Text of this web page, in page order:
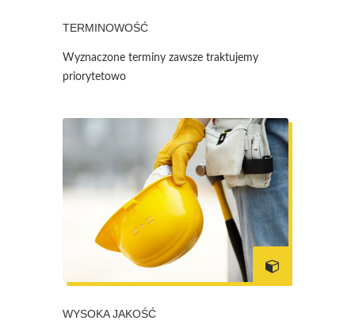
TERMINOWOŚĆ
Wyznaczone terminy zawsze traktujemy
priorytetowo
WYSOKA JAKOŚĆ